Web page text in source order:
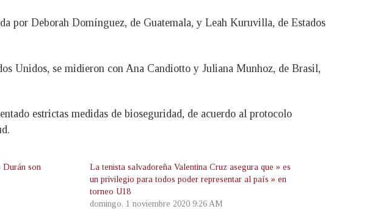
por Deborah Domínguez, de Guatemala, y Leah Kuruvilla, de Estados
Unidos, se midieron con Ana Candiotto y Juliana Munhoz, de Brasil,
estrictas medidas de bioseguridad, de acuerdo al protocolo
son
La tenista salvadoreña Valentina Cruz asegura que » es
un privilegio para todos poder representar al país » en
torneo U18
domingo, 1 noviembre 2020 9:26 AM